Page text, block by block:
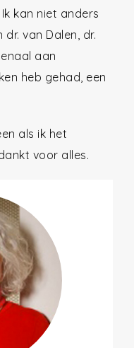
kan niet anders
van Dalen, dr.
aan
heb gehad, een
als ik het
voor alles.